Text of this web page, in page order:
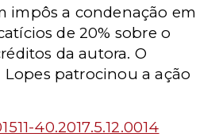
impôs a condenação em
de 20% sobre o
da autora. O
patrocinou a ação
40.2017.5.12.0014